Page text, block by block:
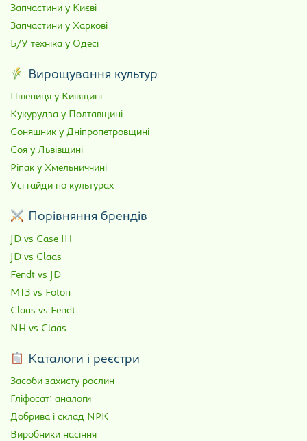
Запчастини у Києві
Запчастини у Харкові
Б/У техніка у Одесі
Вирощування культур
Пшениця у Київщині
Кукурудза у Полтавщині
Соняшник у Дніпропетровщині
Соя у Львівщині
Ріпак у Хмельниччині
Усі гайди по культурах
Порівняння брендів
JD vs Case IH
JD vs Claas
Fendt vs JD
МТЗ vs Foton
Claas vs Fendt
NH vs Claas
Каталоги і реєстри
Засоби захисту рослин
Гліфосат: аналоги
Добрива і склад NPK
Виробники насіння